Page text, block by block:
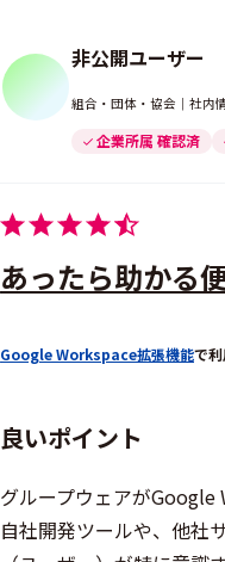
非公開ユーザー
組合・団体・協会｜社内
企業所属 確認済
あったら助かる
Google Workspace拡張機能で
良いポイント
グループウェアがGoogle
自社開発ツールや、他社